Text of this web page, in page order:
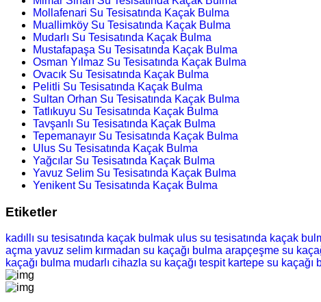
Mollafenari Su Tesisatında Kaçak Bulma
Muallimköy Su Tesisatında Kaçak Bulma
Mudarlı Su Tesisatında Kaçak Bulma
Mustafapaşa Su Tesisatında Kaçak Bulma
Osman Yılmaz Su Tesisatında Kaçak Bulma
Ovacık Su Tesisatında Kaçak Bulma
Pelitli Su Tesisatında Kaçak Bulma
Sultan Orhan Su Tesisatında Kaçak Bulma
Tatlıkuyu Su Tesisatında Kaçak Bulma
Tavşanlı Su Tesisatında Kaçak Bulma
Tepemanayır Su Tesisatında Kaçak Bulma
Ulus Su Tesisatında Kaçak Bulma
Yağcılar Su Tesisatında Kaçak Bulma
Yavuz Selim Su Tesisatında Kaçak Bulma
Yenikent Su Tesisatında Kaçak Bulma
Etiketler
kadıllı su tesisatında kaçak bulmak ulus su tesisatında kaçak
açma yavuz selim kırmadan su kaçağı bulma arapçeşme su
kaçağı bulma mudarlı cihazla su kaçağı tespit kartepe su kaçağı